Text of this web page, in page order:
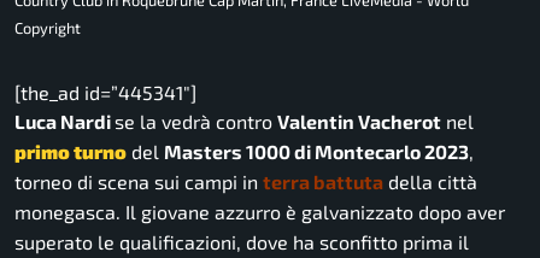
Copyright
[the_ad id=”445341″]
Luca Nardise la vedrà contro Valentin Vacherot nel
primo turno del Masters 1000 di Montecarlo 2023,
torneo di scena sui campi in terra battuta della città
monegasca. Il giovane azzurro è galvanizzato dopo aver
superato le qualificazioni, dove ha sconfitto prima il